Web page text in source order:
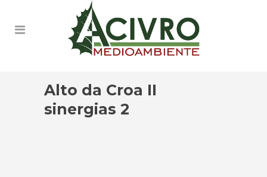
Alto da Croa II
sinergias 2